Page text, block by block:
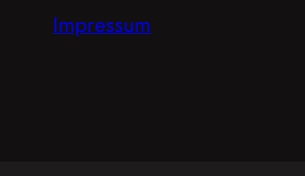
Impressum